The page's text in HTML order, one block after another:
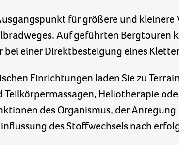
für größere und
Auf geführten Bergtouren
bei einer Direktbesteigung eines
Einrichtungen laden Sie zu
Heliotherapie
des Organismus, der
des Stoffwechsels nach